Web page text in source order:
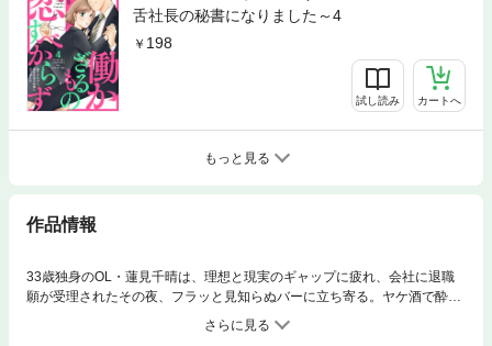
舌社長の秘書になりました～4
198
試し読み カートへ
もっと見る
作品情報
33歳独身のOL・蓮見千晴は、理想と現実のギャップに疲れ、会社に退職
願が受理されたその夜、フラッと見知らぬバーに立ち寄る。ヤケ酒で酔っ
た千晴は、隣に座った行きずりの紳士に絡み始め、目が覚めたらホテル
で、ショーツ1枚の自分と、その紳士が同じベッドで寝ていた!?まったく